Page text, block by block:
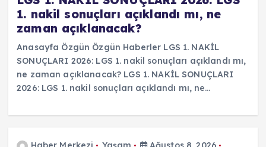
1. nakil sonuçları açıklandı mı, ne
zaman açıklanacak?
Anasayfa Özgün Özgün Haberler LGS 1. NAKİL
SONUÇLARI 2026: LGS 1. nakil sonuçları açıklandı mı,
ne zaman açıklanacak? LGS 1. NAKİL SONUÇLARI
2026: LGS 1. nakil sonuçları açıklandı mı, ne…